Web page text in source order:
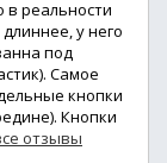
в реальности
у него
под
Самое
кнопки
Кнопки
отзывы